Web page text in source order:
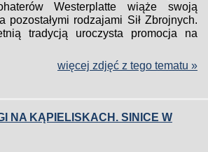
Westerplatte wiąże swoją
pozostałymi rodzajami Sił Zbrojnych.
tradycją uroczysta promocja na
więcej zdjęć z tego tematu »
NA KĄPIELISKACH. SINICE W